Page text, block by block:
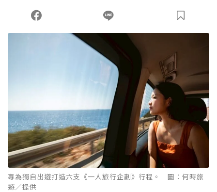
您當前剩餘 U 利點數：0點；前往 購買點數
專為獨自出遊打造六支《一人旅行企劃》行程。 圖：何時旅
遊／提供